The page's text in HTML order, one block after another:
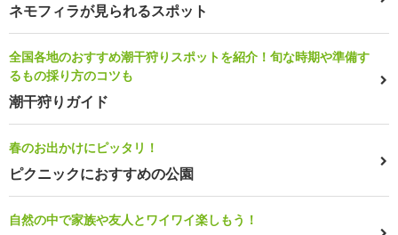
ネモフィラが見られるスポット
全国各地のおすすめ潮干狩りスポットを紹介！旬な時期や準備す
るもの採り方のコツも
潮干狩りガイド
春のお出かけにピッタリ！
ピクニックにおすすめの公園
自然の中で家族や友人とワイワイ楽しもう！